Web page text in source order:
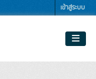
เข้าสู่ระบบ